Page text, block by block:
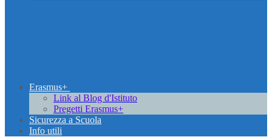
Erasmus+
Link al Blog d'Istituto
Pregetti Erasmus+
Sicurezza a Scuola
Info utili